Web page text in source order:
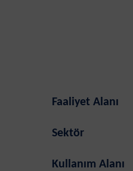
Faaliyet Alanı
Sektör
Kullanım Alanı